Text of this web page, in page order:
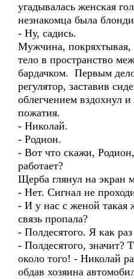
угадывалась женская
незнакомца была
- Ну, садись.
Мужчина, покряхтывая,
тело в пространство
бардачком. Первым
регулятор, заставив
облегчением вздохнул
пожатия.
- Николай.
- Родион.
- Вот что скажи,
работает?
Щерба глянул на экран
- Нет. Сигнал не
- И у нас с женой такая
связь пропала?
- Полдесятого. Я как раз
- Полдесятого, значит?
около того! - Николай
обдав хозяина